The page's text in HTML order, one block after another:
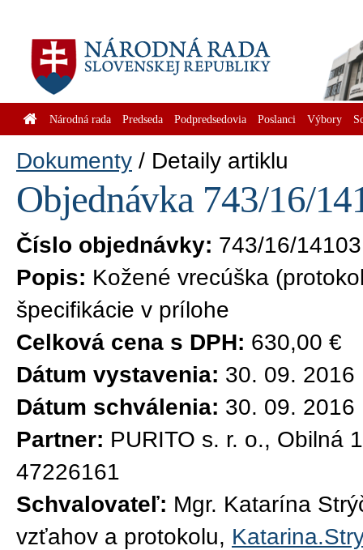
Národná rada Predseda Podpredsedovia Poslanci Výbory
Dokumenty Detaily artiklu
Objednávka 743/16/
Číslo objednávky: 743/16/14103
Popis: Kožené vrecúška
špecifikácie v prílohe
Celková cena s DPH: 630,00 €
Dátum vystavenia: 30. 09. 2016
Dátum schválenia: 30. 09. 2016
Partner: PURITO s. r. o., Obilná
47226161
Schvalovateľ: Mgr. Katarína
vzťahov a protokolu,